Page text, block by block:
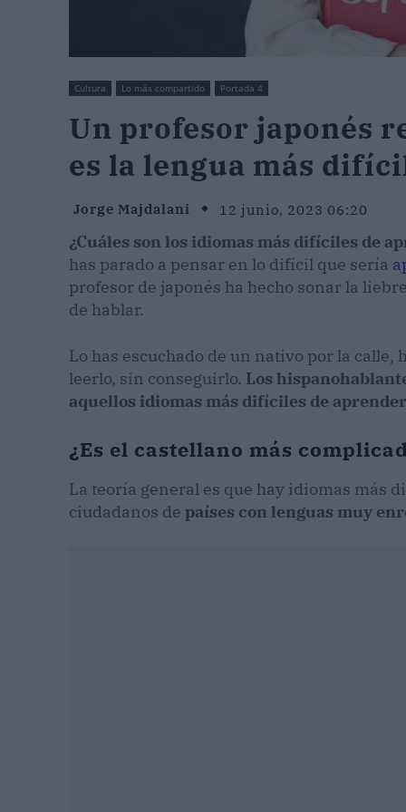
Cultura Lo más compartido Portada 4
Un profesor japonés
es la lengua más
Jorge Majdalani 12 junio, 2023 06:20
¿Cuáles son los idiomas más difíciles de
has parado a pensar en lo difícil que sería
profesor de japonés ha hecho sonar la
de hablar.
Lo has escuchado de un nativo por la
leerlo, sin conseguirlo. Los
aquellos idiomas más difíciles de
¿Es el castellano más
La teoría general es que hay idiomas más
ciudadanos de países con lenguas muy